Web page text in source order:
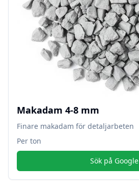
Makadam 4-8 mm
Finare makadam för detaljarbeten
Per ton
Sök på Google